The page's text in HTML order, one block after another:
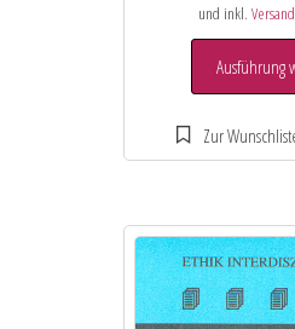
und inkl. Versand
Ausführung